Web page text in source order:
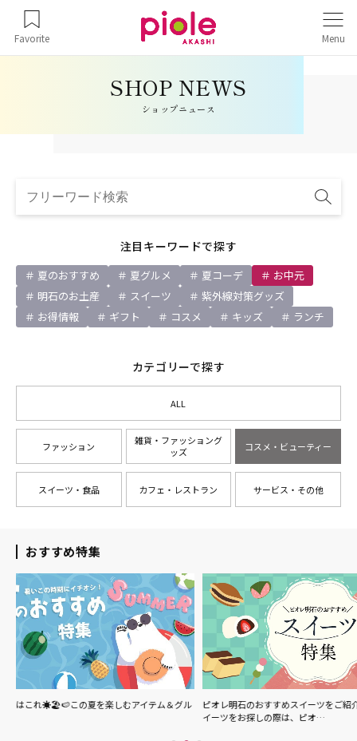
Favorite Menu
ショップニュース
注目キーワードで探す
夏のおすすめ 夏グルメ 夏コーデ
お中元
明石のお土産
スイーツ
紫外線対策グッズ
お得情報
ギフト コスメ キッズ ランチ
カテゴリーで探す
ALL
ファッション
雑貨・ファッショング
ッズ
コスメ・ビューティー
スイーツ・食品 カフェ・レストラン サービス・その他
おすすめ特集
ム＆グル
ピオレ明石のおすすめスイーツをご紹介♪明石駅周辺でス
ピオレ明石で
メニューやス